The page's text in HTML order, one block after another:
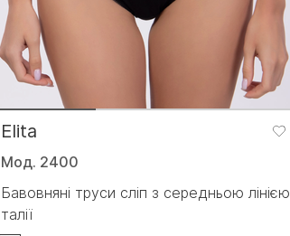
Elita
Мод. 2400
Бавовняні труси сліп з середньою лінією
талії